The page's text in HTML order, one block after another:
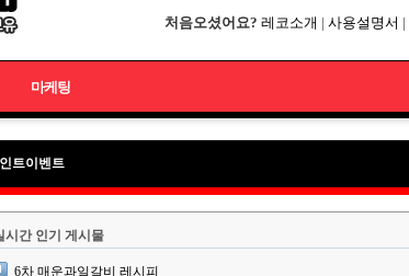
처음오셨어요? 레코소개 | 사용설명서 |
마케팅
트이벤트
시간 인기 게시물
6차 매운과일갈비 레시피